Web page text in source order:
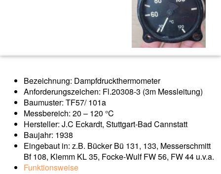
Bezeichnung: Dampfdruckthermometer
Anforderungszeichen: Fl.20308-3 (3m Messleitung)
Baumuster: TF57/ 101a
Messbereich: 20 – 120 °C
Hersteller: J.C Eckardt, Stuttgart-Bad Cannstatt
Baujahr: 1938
Eingebaut in: z.B. Bücker Bü 131, 133, Messerschmitt
Bf 108, Klemm KL 35, Focke-Wulf FW 56, FW 44 u.v.a.
Funktionsweise